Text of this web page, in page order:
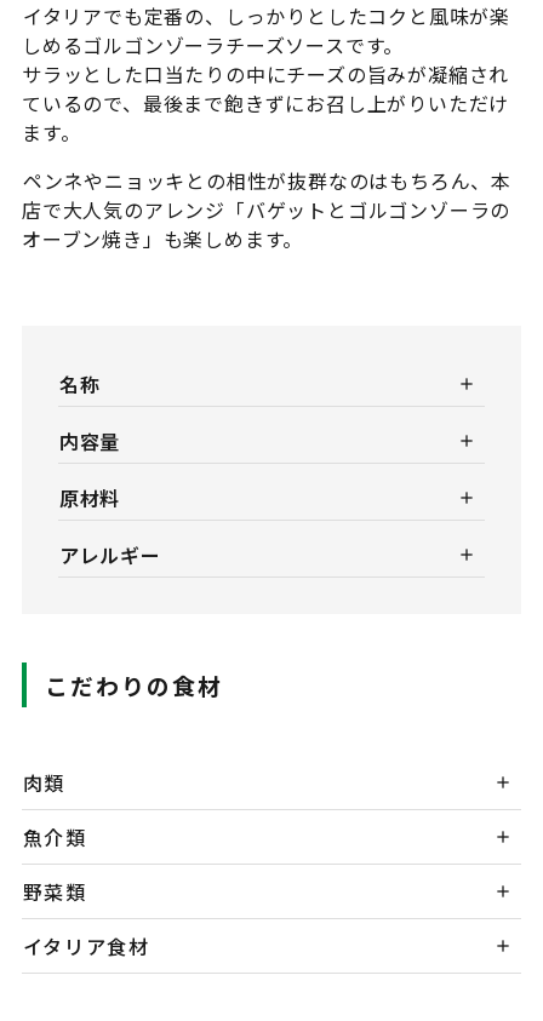
イタリアでも定番の、しっかりとしたコクと風味が楽
しめるゴルゴンゾーラチーズソースです。
サラッとした口当たりの中にチーズの旨みが凝縮され
ているので、最後まで飽きずにお召し上がりいただけ
ます。
ペンネやニョッキとの相性が抜群なのはもちろん、本
店で大人気のアレンジ「バゲットとゴルゴンゾーラの
オーブン焼き」も楽しめます。
名称
内容量
原材料
アレルギー
こだわりの食材
肉類
魚介類
野菜類
イタリア食材